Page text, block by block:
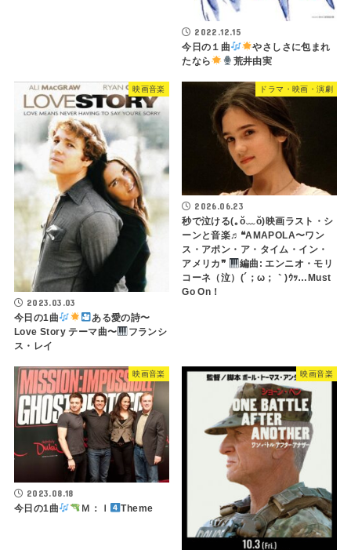
2022.12.15
今日の１曲
やさしさに包まれ
たなら
荒井由実
映画音楽
2023.03.03
今日の1曲
ある愛の詩〜
Love Story テーマ曲〜
フランシ
ス・レイ
ドラマ・映画・演劇
2026.06.23
秒で泣ける(⁠｡⁠ŏ⁠﹏⁠ŏ⁠)映画ラスト・シ
ーンと音楽♬❝AMAPOLA〜ワン
ス・アポン・ア・タイム・イン・
アメリカ❞
編曲: エンニオ・モリ
コーネ（泣）(´；ω；｀)ｳｯ…Must
Go On！
映画音楽
2023.08.18
今日の1曲 Ｍ：Ｉ Theme
映画音楽